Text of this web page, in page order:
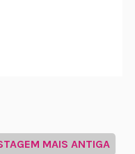
MAIS ANTIGA